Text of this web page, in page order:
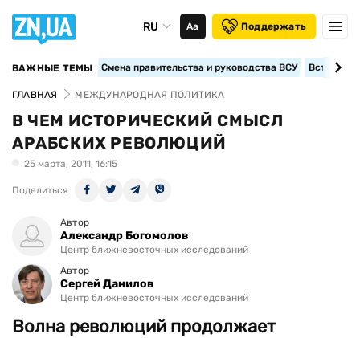
RU Аа Поддержать
ВАЖНЫЕ ТЕМЫ Смена правительства и руководства ВСУ
ГЛАВНАЯ МЕЖДУНАРОДНАЯ ПОЛИТИКА
В ЧЕМ ИСТОРИЧЕСКИЙ СМЫСЛ
АРАБСКИХ РЕВОЛЮЦИЙ
25 марта, 2011, 16:15
Поделиться
Автор
Александр Богомолов
Центр ближневосточных исследований
Автор
Сергей Данилов
Центр ближневосточных исследований
Волна революций продолжает